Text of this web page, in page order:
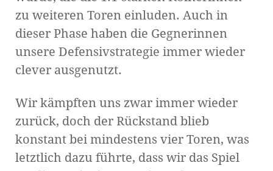
zu weiteren Toren einluden. Auch in
dieser Phase haben die Gegnerinnen
unsere Defensivstrategie immer wieder
clever ausgenutzt.
Wir kämpften uns zwar immer wieder
zurück, doch der Rückstand blieb
konstant bei mindestens vier Toren, was
letztlich dazu führte, dass wir das Spiel